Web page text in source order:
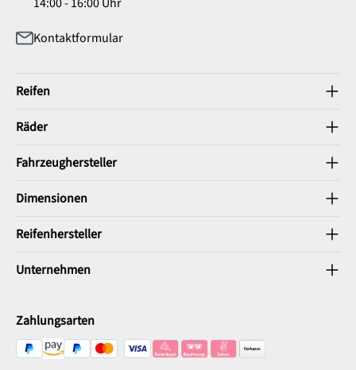
Kontaktformular
Reifen
Räder
Fahrzeughersteller
Dimensionen
Reifenhersteller
Unternehmen
Zahlungsarten